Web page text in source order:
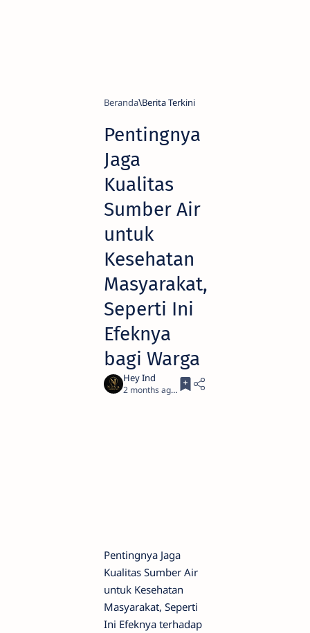
Beranda Berita Terkini
Pentingnya
Jaga
Kualitas
Sumber Air
untuk
Kesehatan
Masyarakat,
Seperti Ini
Efeknya
bagi Warga
2 months ago 3
Pentingnya Jaga
Kualitas Sumber Air
untuk Kesehatan
Masyarakat, Seperti
Ini Efeknya terhadap